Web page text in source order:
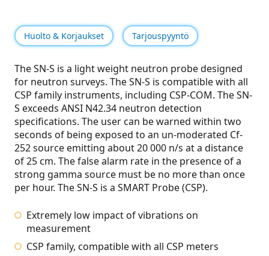
Huolto & Korjaukset Tarjouspyyntö
The SN-S is a light weight neutron probe designed
for neutron surveys. The SN-S is compatible with all
CSP family instruments, including CSP-COM. The SN-
S exceeds ANSI N42.34 neutron detection
specifications. The user can be warned within two
seconds of being exposed to an un-moderated Cf-
252 source emitting about 20 000 n/s at a distance
of 25 cm. The false alarm rate in the presence of a
strong gamma source must be no more than once
per hour. The SN-S is a SMART Probe (CSP).
Extremely low impact of vibrations on
measurement
CSP family, compatible with all CSP meters